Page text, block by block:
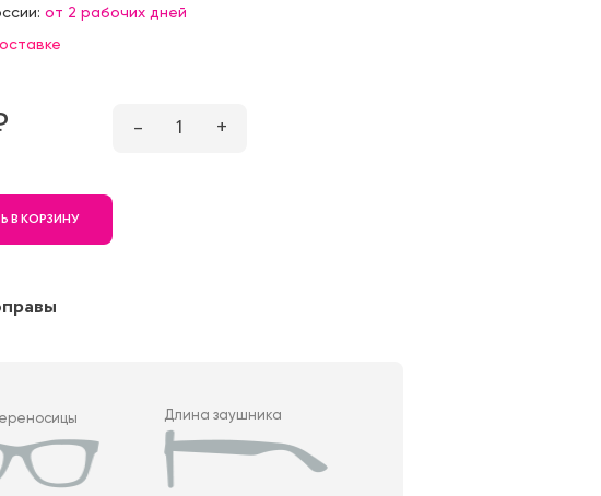
от 2 рабочих дней
– 1 +
В КОРЗИНУ
Длина заушника